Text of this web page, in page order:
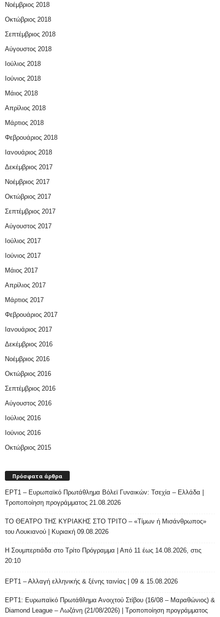
Νοέμβριος 2018
Οκτώβριος 2018
Σεπτέμβριος 2018
Αύγουστος 2018
Ιούλιος 2018
Ιούνιος 2018
Μάιος 2018
Απρίλιος 2018
Μάρτιος 2018
Φεβρουάριος 2018
Ιανουάριος 2018
Δεκέμβριος 2017
Νοέμβριος 2017
Οκτώβριος 2017
Σεπτέμβριος 2017
Αύγουστος 2017
Ιούλιος 2017
Ιούνιος 2017
Μάιος 2017
Απρίλιος 2017
Μάρτιος 2017
Φεβρουάριος 2017
Ιανουάριος 2017
Δεκέμβριος 2016
Νοέμβριος 2016
Οκτώβριος 2016
Σεπτέμβριος 2016
Αύγουστος 2016
Ιούλιος 2016
Ιούνιος 2016
Οκτώβριος 2015
Πρόσφατα άρθρα
ΕΡΤ1 – Ευρωπαϊκό Πρωτάθλημα Βόλεϊ Γυναικών: Τσεχία – Ελλάδα |
Τροποποίηση προγράμματος 21.08.2026
ΤΟ ΘΕΑΤΡΟ ΤΗΣ ΚΥΡΙΑΚΗΣ ΣΤΟ ΤΡΙΤΟ – «Τίμων ή Μισάνθρωπος»
του Λουκιανού | Κυριακή 09.08.2026
H Σουμπερτιάδα στο Τρίτο Πρόγραμμα | Από 11 έως 14.08.2026, στις
20:10
ΕΡΤ1 – Αλλαγή ελληνικής & ξένης ταινίας | 09 & 15.08.2026
ΕΡΤ1: Ευρωπαϊκό Πρωτάθλημα Ανοιχτού Στίβου (16/08 – Μαραθώνιος) &
Diamond League – Λωζάνη (21/08/2026) | Τροποποίηση προγράμματος